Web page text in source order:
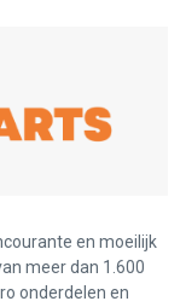
en moeilijk
meer dan 1.600
onderdelen en